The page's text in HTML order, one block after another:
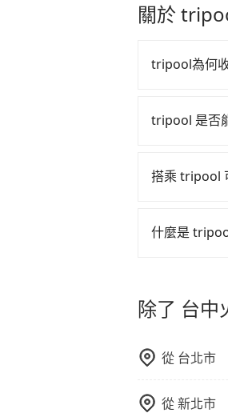
使用tripool並
上下轉車。如
關於
tripool為何
算法，能有
此便反應在服
午以前均可
tripool 是否
搭乘 tripool
入提籠或提
什麼是
更輕鬆出遊，
除了 台
從 台北市
從新北市